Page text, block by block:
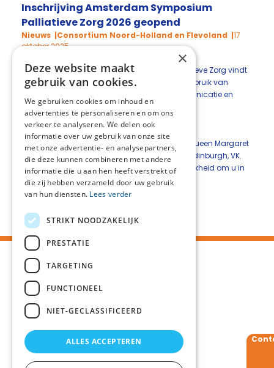
Inschrijving Amsterdam Symposium
Palliatieve Zorg 2026 geopend
Nieuws Consortium Noord-Holland en Flevoland
17
oktober 2025
Het veertiende Amsterdam Symposium Palliatieve Zorg vindt
plaats op 12 februari 2026. Het thema is ‘het gebruik van
kunstvormen in de palliatieve zorg om communicatie en
uitkomsten van zorg te verbeteren’.
Rond dit thema is een gevarieerd programma
samengesteld. Hoofspreker is Giorgos Tsiris (Queen Margaret
University en St Columba’s Hospice Care) uit Edinburgh, VK.
Meer over het programma, inclusief de mogelijkheid om u in
te schrijven, vindt uhier.
×
Deze website maakt
gebruik van cookies.
We gebruiken cookies om inhoud en
advertenties te personaliseren en om ons
verkeer te analyseren. We delen ook
informatie over uw gebruik van onze site
met onze advertentie- en analysepartners,
die deze kunnen combineren met andere
informatie die u aan hen heeft verstrekt of
die zij hebben verzameld door uw gebruik
van hun diensten. Lees verder
STRIKT NOODZAKELIJK
PRESTATIE
TARGETING
FUNCTIONEEL
NIET-GECLASSIFICEERD
ALLES ACCEPTEREN